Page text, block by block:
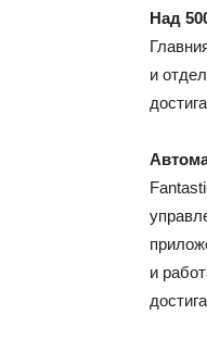
Над
и
и